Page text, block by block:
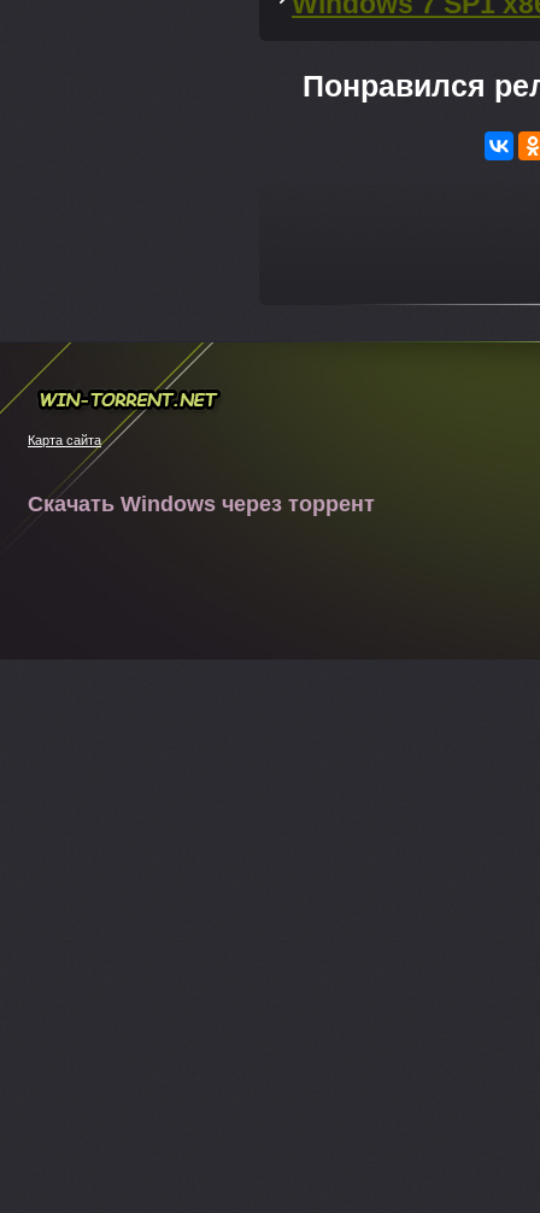
Понравился
Карта сайта
Скачать Windows через торрент